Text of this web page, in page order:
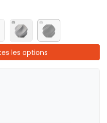
les options